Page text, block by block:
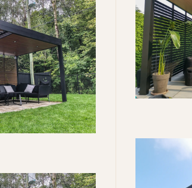
désactivés. Acceptez-vous
et vous permettre de
J'ACCEPTE